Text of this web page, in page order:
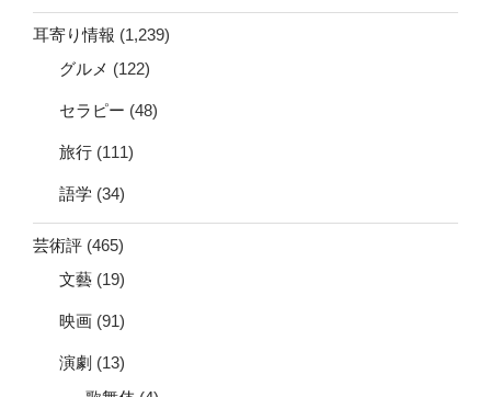
耳寄り情報 (1,239)
グルメ (122)
セラピー (48)
旅行 (111)
語学 (34)
芸術評 (465)
文藝 (19)
映画 (91)
演劇 (13)